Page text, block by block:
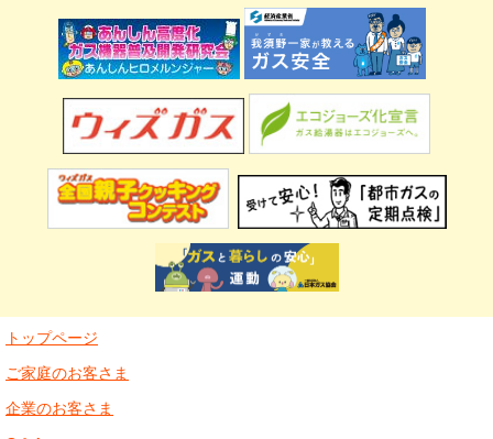
トップページ
ご家庭のお客さま
企業のお客さま